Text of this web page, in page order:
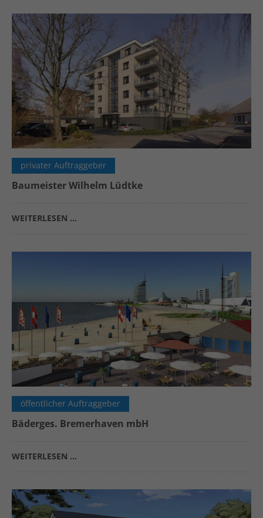
privater Auftraggeber
Baumeister Wilhelm Lüdtke
WEITERLESEN …
öffentlicher Auftraggeber
Bäderges. Bremerhaven mbH
WEITERLESEN …